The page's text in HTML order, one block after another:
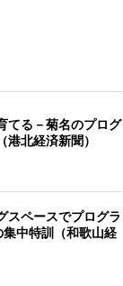
てる－菊名のプログ
北経済新聞）
スペースでプログラ
中特訓（和歌山経